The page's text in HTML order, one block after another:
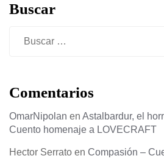
Buscar
Comentarios
OmarNipolan en Astalbardur, el
Cuento homenaje a LOVECRAFT
Hector Serrato en Compasión –